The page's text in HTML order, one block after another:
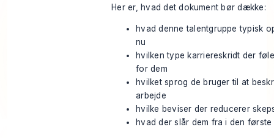
Her er, hvad det dokument bør dække:
hvad denne talentgruppe typisk
nu
hvilken type karriereskridt der
for dem
hvilket sprog de bruger til at
arbejde
hvilke beviser der reducerer
hvad der slår dem fra i den første